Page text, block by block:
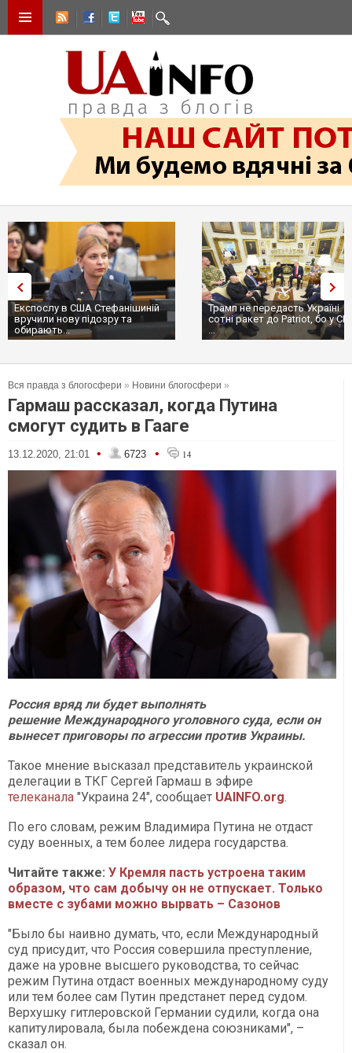
Експослу в США Стефанішиній
вручили нову підозру та
обирають...
Трамп не передасть Україні
сотні ракет до Patriot, бо у
...
Вся правда з блогосфери » Новини блогосфери »
Гармаш рассказал, когда Путина
смогут судить в Гааге
13.12.2020, 21:01 • 6723 • 14
Россия вряд ли будет выполнять
решение Международного уголовного суда, если он
вынесет приговоры по агрессии против Украины.
Такое мнение высказал представитель украинской
делегации в ТКГ Сергей Гармаш в эфире
телеканала "Украина 24", сообщает UAINFO.org.
По его словам, режим Владимира Путина не отдаст
суду военных, а тем более лидера государства.
Читайте также: У Кремля пасть устроена таким
образом, что сам добычу он не отпускает. Только
вместе с зубами можно вырвать – Сазонов
"Было бы наивно думать, что, если Международный
суд присудит, что Россия совершила преступление,
даже на уровне высшего руководства, то сейчас
режим Путина отдаст военных международному суду
или тем более сам Путин предстанет перед судом.
Верхушку гитлеровской Германии судили, когда она
капитулировала, была побеждена союзниками", –
сказал он.